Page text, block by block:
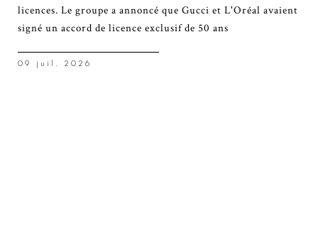
licences. Le groupe a annoncé que Gucci et L'Oréal avaient
signé un accord de licence exclusif de 50 ans
09 juil. 2026